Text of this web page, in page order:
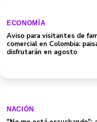
ECONOMÍA
Aviso para visitantes de
comercial en Colombia:
disfrutarán en agosto
NACIÓN